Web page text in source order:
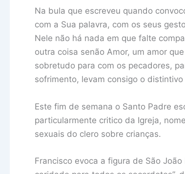
Na bula que escreveu quando
com a Sua palavra, com os seus
Nele não há nada em que falte
outra coisa senão Amor, um amor
sobretudo para com os pecadores,
sofrimento, levam consigo o distintivo
Este fim de semana o Santo Padre
particularmente critico da Igreja,
sexuais do clero sobre crianças.
Francisco evoca a figura de São